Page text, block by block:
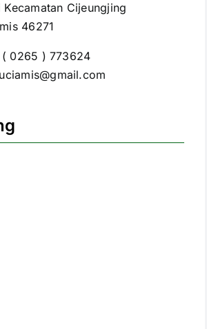
Kecamatan Cijeungjing
46271
0265 ) 773624